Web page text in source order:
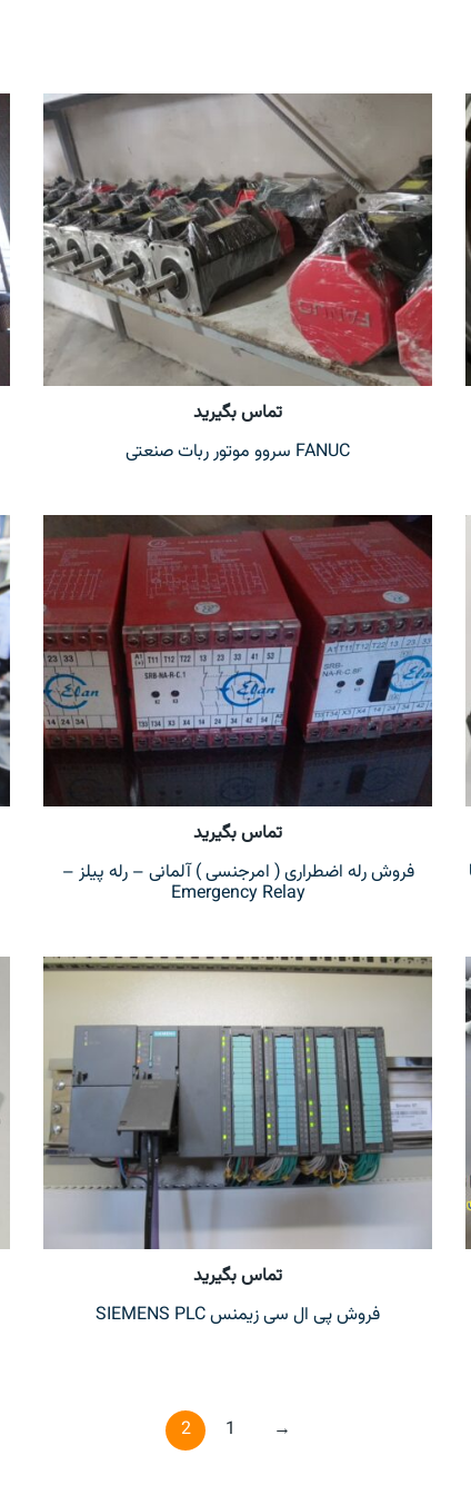
تماس بگیرید
FANUC سروو موتور ربات صنعتی
تماس بگیرید
فروش رله اضطراری ( امرجنسی ) آلمانی – رله پیلز –
Emergency Relay
تماس بگیرید
فروش پی ال سی زیمنس SIEMENS PLC
→
1
2